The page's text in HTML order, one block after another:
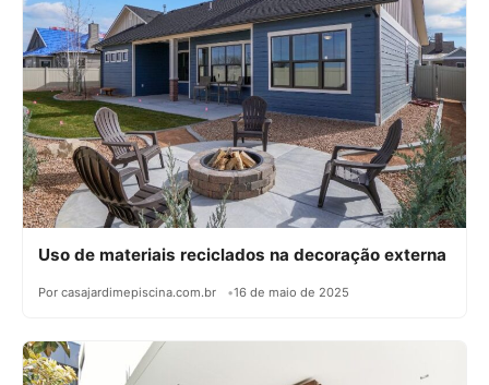
Uso de materiais reciclados na decoração externa
Por casajardimepiscina.com.br 16 de maio de 2025